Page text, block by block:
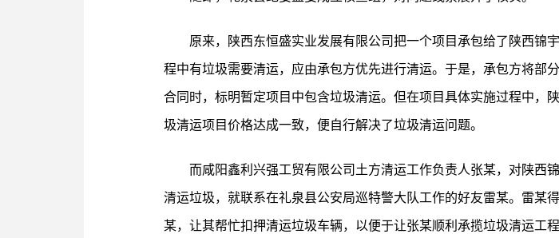
原来，陕西东恒盛实业发展有限公司把一个项目承包给了陕西锦
程中有垃圾需要清运，应由承包方优先进行清运。于是，承包方将部
合同时，标明暂定项目中包含垃圾清运。但在项目具体实施过程中，
圾清运项目价格达成一致，便自行解决了垃圾清运问题。
而咸阳鑫利兴强工贸有限公司土方清运工作负责人张某，对陕西
清运垃圾，就联系在礼泉县公安局巡特警大队工作的好友雷某。雷某
某，让其帮忙扣押清运垃圾车辆，以便于让张某顺利承揽垃圾清运工程